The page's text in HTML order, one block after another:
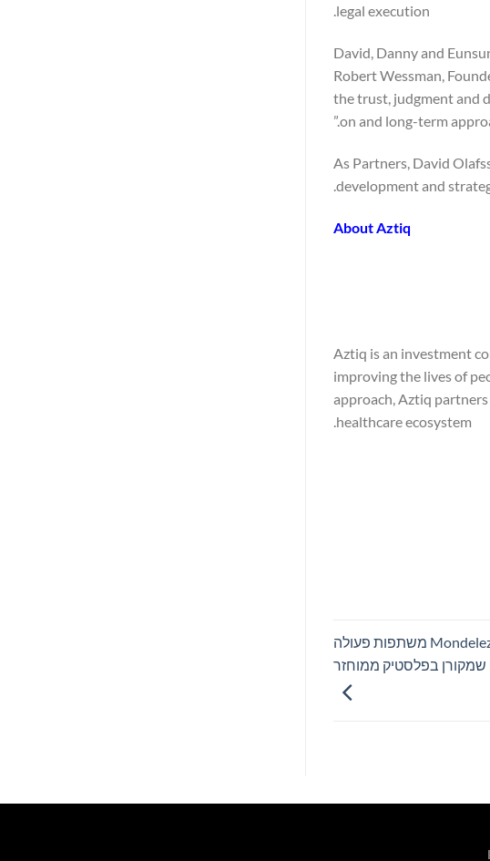
legal execution.
“David, Danny and
Robert Wessman,
the trust, judgment and
on and long-term
As Partners, David
development and
About Aztiq
Aztiq is an investment
improving the lives of
approach, Aztiq
healthcare ecosystem.
מפסולת פלסטיק ועד עטיפות שוקולד: LYB ו-Mondelez משתפות פעולה